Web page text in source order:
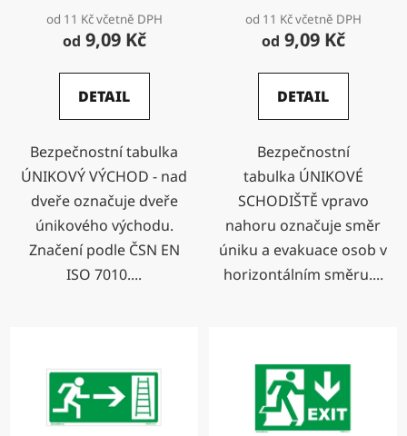
od 11 Kč včetně DPH
od 9,09 Kč
DETAIL
Bezpečnostní tabulka
ÚNIKOVÝ VÝCHOD - nad
dveře označuje dveře
únikového východu.
Značení podle ČSN EN
ISO 7010....
od 11 Kč včetně DPH
od 9,09 Kč
DETAIL
Bezpečnostní
tabulka ÚNIKOVÉ
SCHODIŠTĚ vpravo
nahoru označuje směr
úniku a evakuace osob v
horizontálním směru....